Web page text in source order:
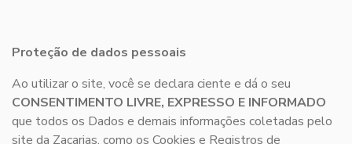
Proteção de dados pessoais
Ao utilizar o site, você se declara ciente e dá o seu
CONSENTIMENTO LIVRE, EXPRESSO E INFORMADO
que todos os Dados e demais informações coletadas pelo
site da Zacarias, como os Cookies e Registros de